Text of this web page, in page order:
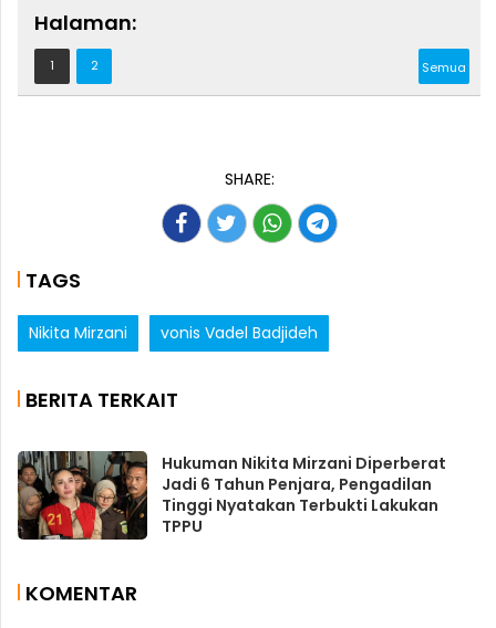
Halaman:
1 2 Semua
SHARE:
TAGS
Nikita Mirzani vonis Vadel Badjideh
BERITA TERKAIT
Hukuman Nikita Mirzani Diperberat
Jadi 6 Tahun Penjara, Pengadilan
Tinggi Nyatakan Terbukti Lakukan
TPPU
KOMENTAR